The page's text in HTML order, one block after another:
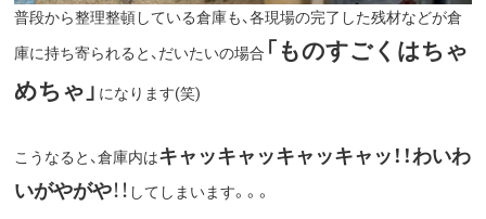
普段から整理整頓している倉庫も、各現場の完了した残材などが倉
庫に持ち寄られると、だいたいの場合 「ものすごくはちゃ
めちゃ」 になります(笑)
こうなると、倉庫内はキャッキャッキャッキャッ！！わいわ
いがやがや！！ してしまいます。。。